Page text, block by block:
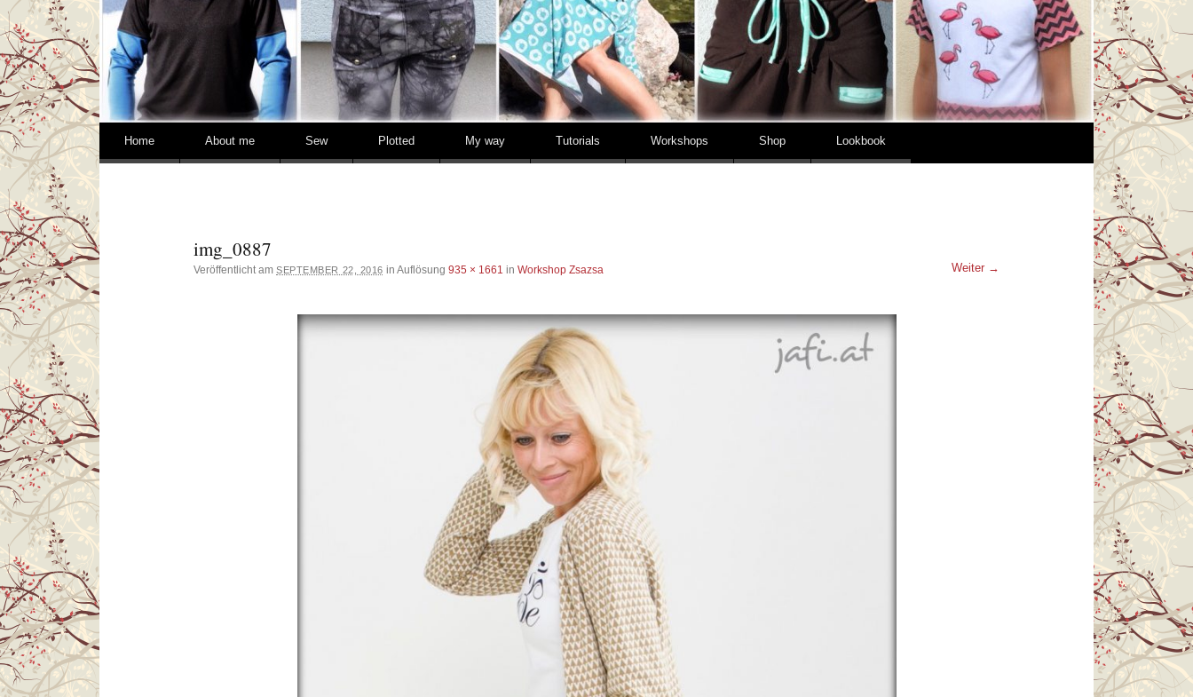
Springe zum Inhalt
Home About me Sew Plotted My way Tutorials Workshops Shop Lookbook
img_0887
Veröffentlicht am SEPTEMBER 22, 2016 in Auflösung 935 × 1661 in Workshop Zsazsa Weiter →